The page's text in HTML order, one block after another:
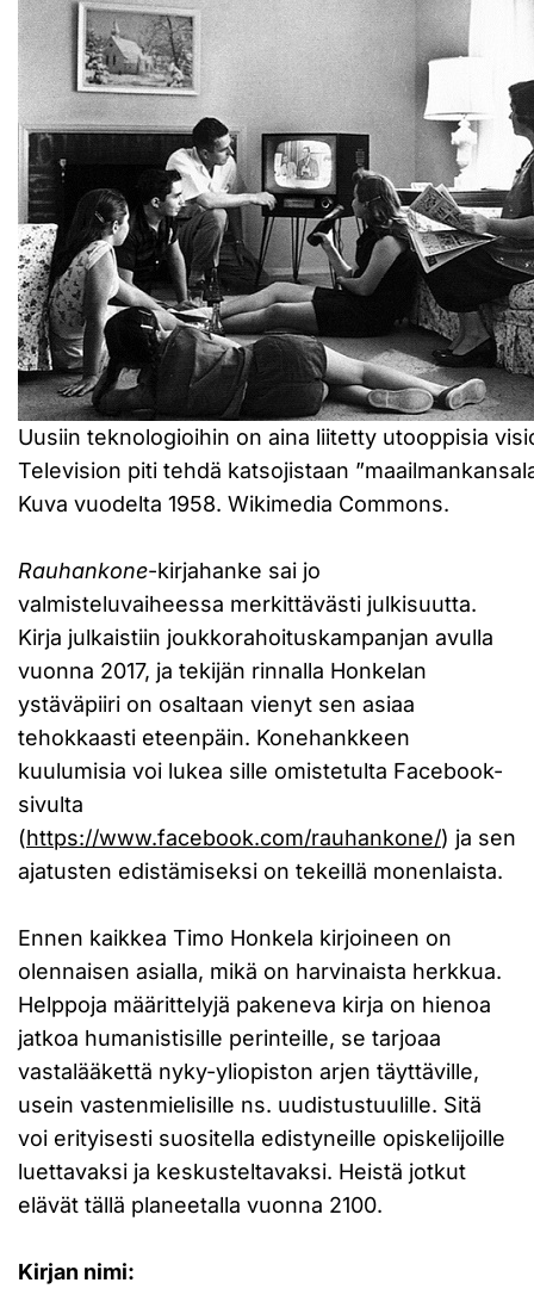
Uusiin teknologioihin on aina liitetty utooppisia
Television piti tehdä katsojistaan
Kuva vuodelta 1958. Wikimedia Commons.
Rauhankone-kirjahanke sai jo
valmisteluvaiheessa merkittävästi julkisuutta.
Kirja julkaistiin joukkorahoituskampanjan avulla
vuonna 2017, ja tekijän rinnalla Honkelan
ystäväpiiri on osaltaan vienyt sen asiaa
tehokkaasti eteenpäin. Konehankkeen
kuulumisia voi lukea sille omistetulta Facebook-
sivulta
(https://www.facebook.com/rauhankone/) ja sen
ajatusten edistämiseksi on tekeillä monenlaista.
Ennen kaikkea Timo Honkela kirjoineen on
olennaisen asialla, mikä on harvinaista herkkua.
Helppoja määrittelyjä pakeneva kirja on hienoa
jatkoa humanistisille perinteille, se tarjoaa
vastalääkettä nyky-yliopiston arjen täyttäville,
usein vastenmielisille ns. uudistustuulille. Sitä
voi erityisesti suositella edistyneille opiskelijoille
luettavaksi ja keskusteltavaksi. Heistä jotkut
elävät tällä planeetalla vuonna 2100.
Kirjan nimi: